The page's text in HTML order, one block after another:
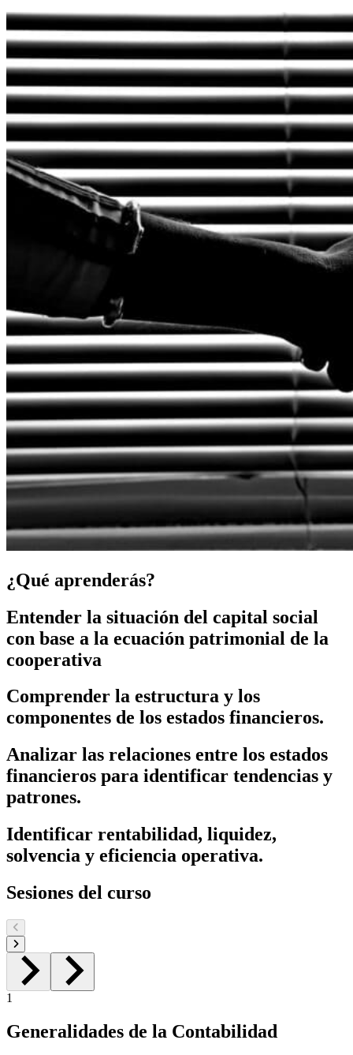
¿Qué aprenderás?
Entender la situación del capital social
con base a la ecuación patrimonial de la
cooperativa
Comprender la estructura y los
componentes de los estados financieros.
Analizar las relaciones entre los estados
financieros para identificar tendencias y
patrones.
Identificar rentabilidad, liquidez,
solvencia y eficiencia operativa.
Sesiones del curso
1
Generalidades de la Contabilidad